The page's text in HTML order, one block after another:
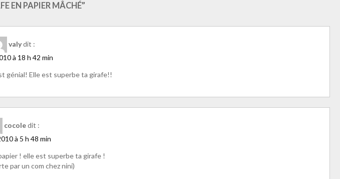
EN PAPIER MÂCHÉ”
valydit :
à 18 h 42 min
génial! Elle est superbe ta girafe!!
cocoledit :
à 5 h 48 min
! elle est superbe ta girafe !
par un com chez nini)